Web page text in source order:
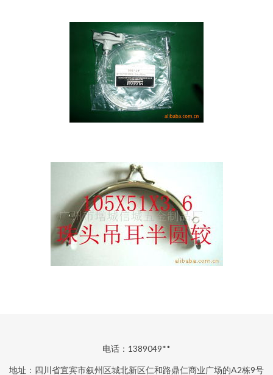
电话：1389049**
地址：四川省宜宾市叙州区城北新区仁和路鼎仁商业广场的A2栋9号